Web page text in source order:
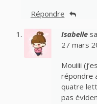
Répondre
Isabelle
27 mars
Mouiiii
répondre
quatre
pas